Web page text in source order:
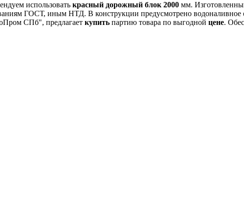
использовать красный дорожный блок 2000 мм.
ГОСТ, иным НТД. В конструкции предусмотрено водоналивное
СПб", предлагает купить партию товара по выгодной цене.